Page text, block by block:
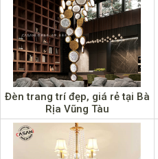
Đèn trang trí đẹp, giá rẻ tại Bà
Rịa Vũng Tàu